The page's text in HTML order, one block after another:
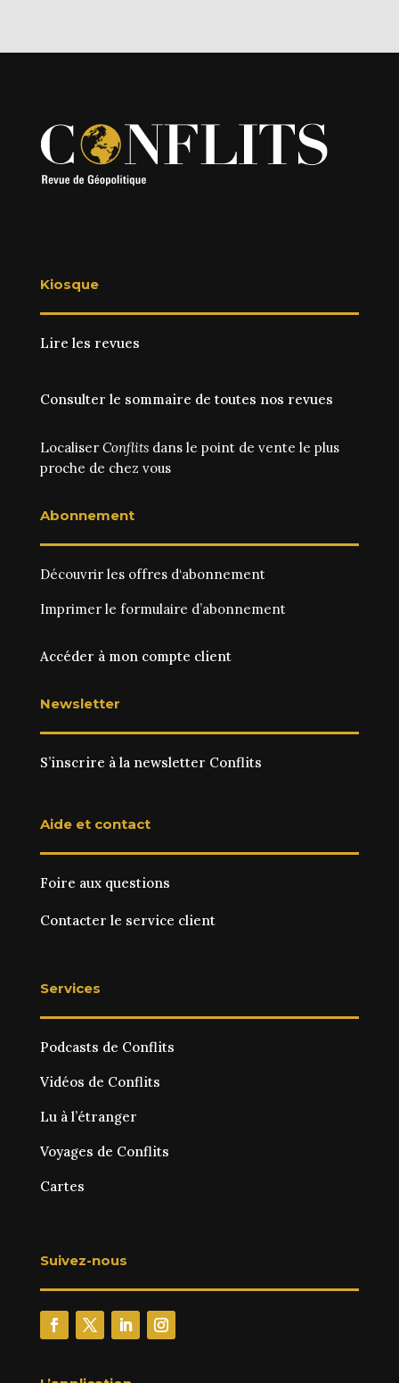
Kiosque
Lire les revues
Consulter le sommaire de toutes nos revues
Localiser Conflitsdans le point de vente le plus
proche de chez vous
Abonnement
Découvrir les offres d‘abonnement
Imprimer le formulaire d’abonnement
Accéder à mon compte client
Newsletter
S’inscrire à la newsletter Conflits
Aide et contact
Foire aux questions
Contacter le service client
Services
Podcasts de Conflits
Vidéos de Conflits
Lu à l’étranger
Voyages de Conflits
Cartes
Suivez-nous